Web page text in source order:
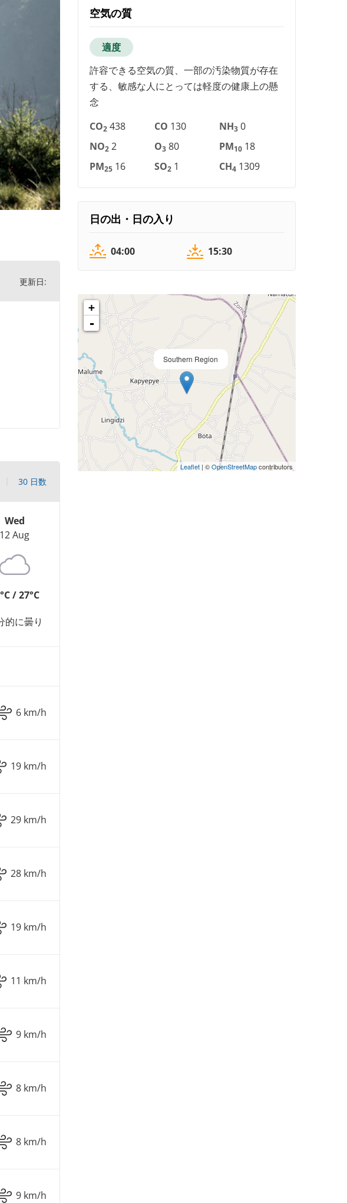
更新日:
30 日数
Wed
12 Aug
/ 27°C
的に曇り
6 km/h
19 km/h
29 km/h
28 km/h
19 km/h
11 km/h
9 km/h
8 km/h
8 km/h
9 km/h
空気の質
適度
許容できる空気の質、一部の汚染物質が存在
する、敏感な人にとっては軽度の健康上の懸
念
CO2 438 CO 130 NH3 0
NO2 2 O3 80 PM10 18
PM25 16 SO2 1 CH4 1309
日の出・日の入り
04:00 15:30
Southern Region
+
-
Leaflet | ©OpenStreetMapcontributors